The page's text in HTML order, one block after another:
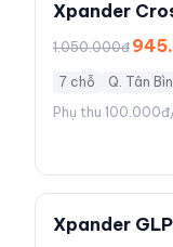
Xpander
1.050.000đ
7 chỗ
Q. Tân
Phụ thu
Xpander